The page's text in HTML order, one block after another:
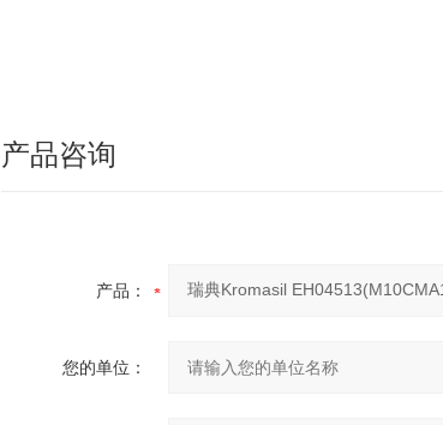
产品咨询
产品：
您的单位：